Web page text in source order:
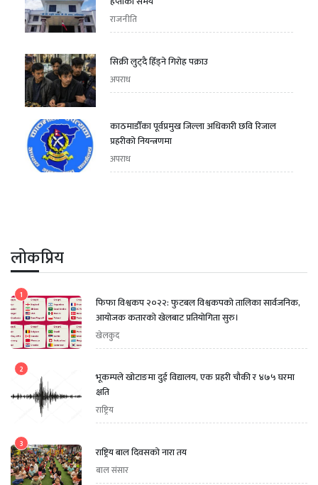
राजनीति
सिक्री लुट्दै हिँड्ने गिरोह पक्राउ
अपराध
काठमाडौँका पूर्वप्रमुख जिल्ला अधिकारी छवि रिजाल
प्रहरीको नियन्त्रणमा
अपराध
लोकप्रिय
1
फिफा विश्वकप २०२२: फुटबल विश्वकपको तालिका सार्वजनिक,
आयोजक कतारको खेलबाट प्रतियोगिता सुरु।
खेलकुद
2
भूकम्पले खोटाङमा दुई विद्यालय, एक प्रहरी चौकी र ४७५ घरमा
क्षति
राष्ट्रिय
3
राष्ट्रिय बाल दिवसको नारा तय
बाल संसार